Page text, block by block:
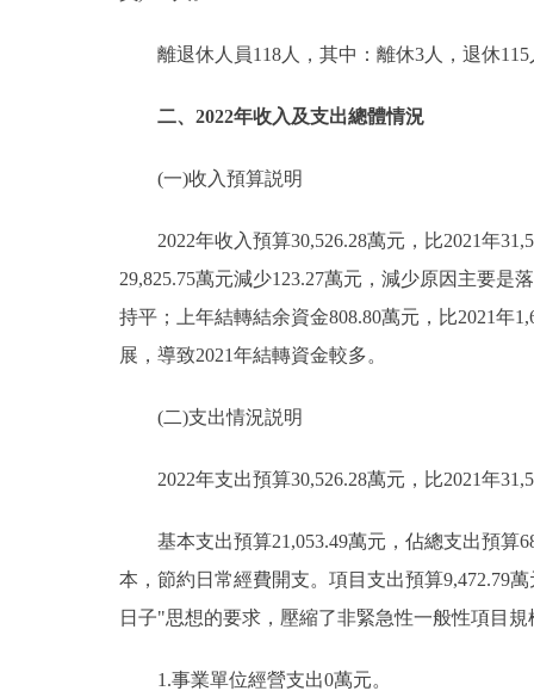
離退休人員118人，其中：離休3人，退休115
二、2022年收入及支出總體情況
(一)收入預算説明
2022年收入預算30,526.28萬元，比2021年
29,825.75萬元減少123.27萬元，減少原因主要
持平；上年結轉結余資金808.80萬元，比2021年
展，導致2021年結轉資金較多。
(二)支出情況説明
2022年支出預算30,526.28萬元，比2021年
基本支出預算21,053.49萬元，佔總支出預算
本，節約日常經費開支。項目支出預算9,472.79
日子"思想的要求，壓縮了非緊急性一般性項目規
1.事業單位經營支出0萬元。